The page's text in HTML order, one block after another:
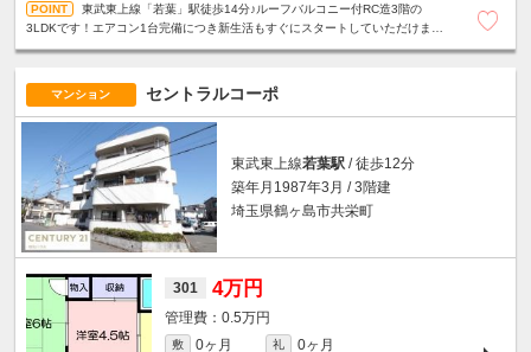
東武東上線「若葉」駅徒歩14分♪ルーフバルコニー付RC造3階の
3LDKです！エアコン1台完備につき新生活もすぐにスタートしていただけます
マンション セントラルコーポ
東武東上線若葉駅 / 徒歩12分
築年月1987年3月 / 3階建
埼玉県鶴ヶ島市共栄町
301 4万円
0.5万円
敷 0ヶ月 礼
0ヶ月